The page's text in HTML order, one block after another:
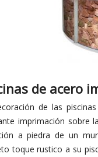
de acero
de las
imprimación sobre
a piedra de un
toque rustico a su